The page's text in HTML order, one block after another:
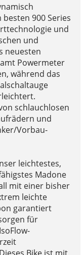
900 Series
und
und
neuesten
Powermeter
während das
schlauchlosen
und
Vorbau-
leichtestes,
Madone
mit einer bisher
leichte
garantiert
für